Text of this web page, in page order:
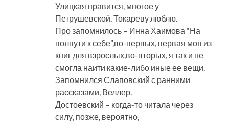
Улицкая нравится, многое у
Петрушевской, Токареву люблю.
Про запомнилось – Инна Хаимова “На
полпути к себе”,во-первых, первая моя из
книг для взрослых,во-вторых, я так и не
смогла наити какие-либо иные ее вещи.
Запомнился Слаповский с ранними
рассказами, Веллер.
Достоевский – когда-то читала через
силу, позже, вероятно,